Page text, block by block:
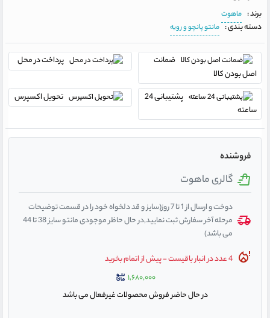
برند : ماهوت
دسته بندی : مانتو پانچو و رویه
ضمانت
اصل بودن کالا
پرداخت در محل
پشتیبانی 24
ساعته
تحویل اکسپرس
فروشنده
گالری ماهوت
دوخت و ارسال از 1 تا 7 روز(سایز و قد دلخواه خود را در قسمت توضیحات
مرحله آخر سفارش ثبت نمایید,در حال حاظر موجودی مانتو سایز 38 تا 44
می باشد)
4 عدد در انبار باقیست - پیش از اتمام بخرید
۱,۶۸۰,۰۰۰
در حال حاضر فروش محصولات غیرفعال می باشد